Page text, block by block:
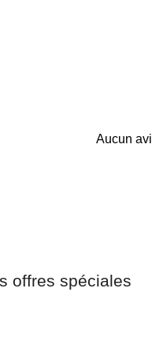
Aucun
offres spéciales